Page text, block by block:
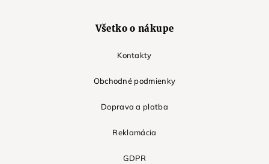
Všetko o nákupe
Kontakty
Obchodné podmienky
Doprava a platba
Reklamácia
GDPR